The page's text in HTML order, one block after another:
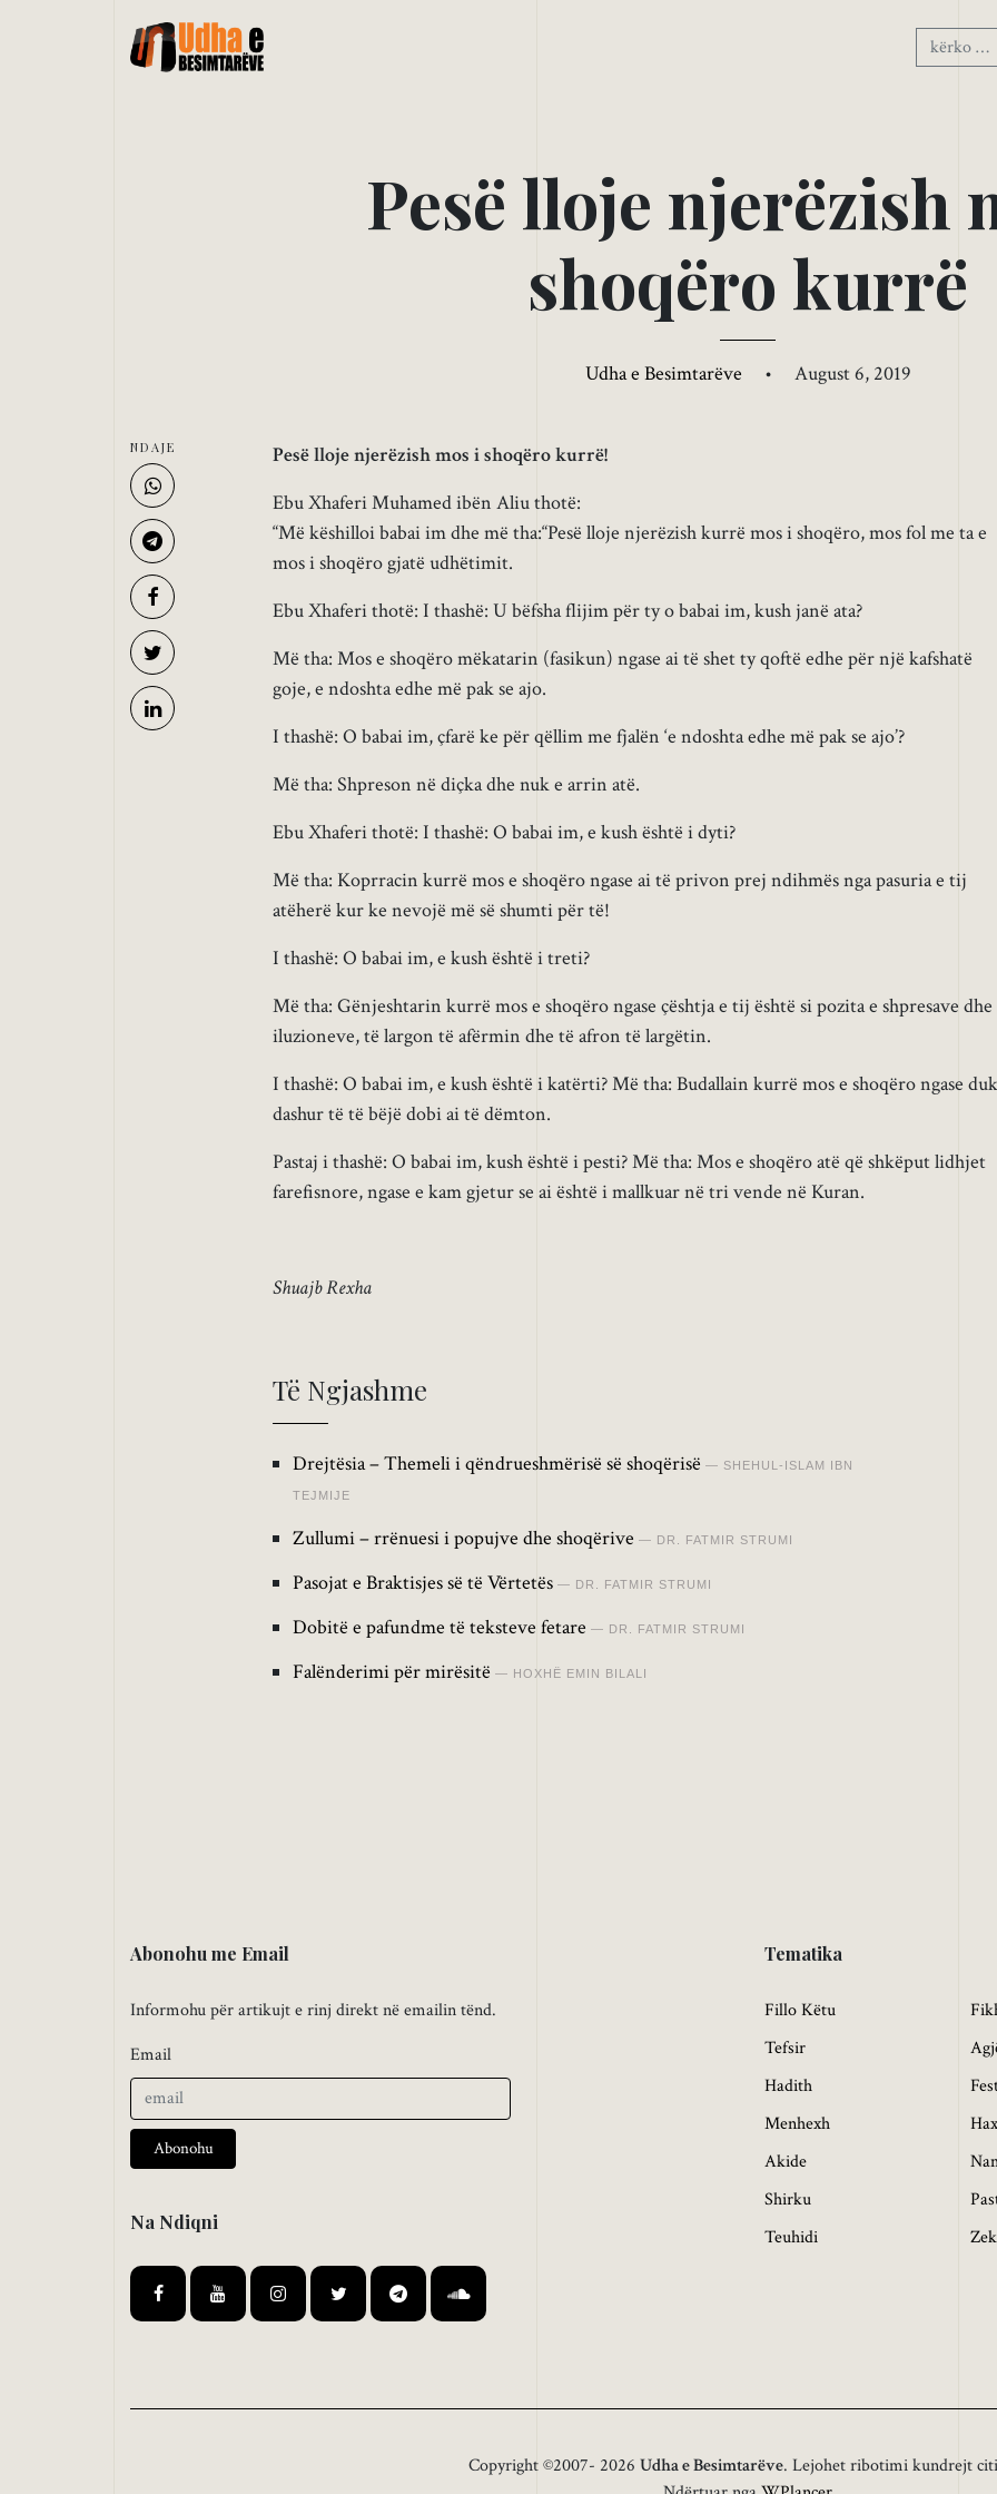
Pesë lloje njerëzish
shoqëro kurrë
Udha e Besimtarëve • August 6, 2019
Pesë lloje njerëzish mos i shoqëro kurrë!
Ebu Xhaferi Muhamed ibën Aliu thotë:
“Më këshilloi babai im dhe më tha:“Pesë lloje njerëzish kurrë mos i shoqëro, mos fol me ta e
mos i shoqëro gjatë udhëtimit.
Ebu Xhaferi thotë: I thashë: U bëfsha flijim për ty o babai im, kush janë ata?
Më tha: Mos e shoqëro mëkatarin (fasikun) ngase ai të shet ty qoftë edhe për një kafshatë
goje, e ndoshta edhe më pak se ajo.
I thashë: O babai im, çfarë ke për qëllim me fjalën ‘e ndoshta edhe më pak se ajo’?
Më tha: Shpreson në diçka dhe nuk e arrin atë.
Ebu Xhaferi thotë: I thashë: O babai im, e kush është i dyti?
Më tha: Koprracin kurrë mos e shoqëro ngase ai të privon prej ndihmës nga pasuria e tij
atëherë kur ke nevojë më së shumti për të!
I thashë: O babai im, e kush është i treti?
Më tha: Gënjeshtarin kurrë mos e shoqëro ngase çështja e tij është si pozita e shpresave dhe
iluzioneve, të largon të afërmin dhe të afron të largëtin.
I thashë: O babai im, e kush është i katërti? Më tha: Budallain kurrë mos e shoqëro ngase
dashur të të bëjë dobi ai të dëmton.
Pastaj i thashë: O babai im, kush është i pesti? Më tha: Mos e shoqëro atë që shkëput lidhjet
farefisnore, ngase e kam gjetur se ai është i mallkuar në tri vende në Kuran.
Shuajb Rexha
Të Ngjashme
Drejtësia – Themeli i qëndrueshmërisë së shoqërisë SHEHUL-ISLAM IBN
TEJMIJE
Zullumi – rrënuesi i popujve dhe shoqërive DR. FATMIR STRUMI
Pasojat e Braktisjes së të Vërtetës DR. FATMIR STRUMI
Dobitë e pafundme të teksteve fetare DR. FATMIR STRUMI
Falënderimi për mirësitë HOXHË EMIN BILALI
NDAJE
Abonohu me Email
Informohu për artikujt e rinj direkt në emailin tënd.
Email
Abonohu
Na Ndiqni
Tematika
Fillo Këtu
Tefsir
Hadith
Menhexh
Akide
Shirku
Teuhidi
Copyright ©2007- 2026 Udha e Besimtarëve. Lejohet ribotimi kundrejt